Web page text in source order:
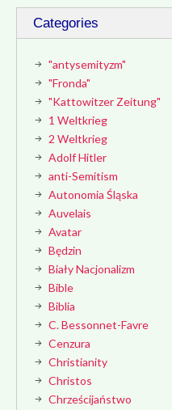
Categories
"antysemityzm"
"Fronda"
"Kattowitzer Zeitung"
1 Weltkrieg
2 Weltkrieg
Adolf Hitler
anti-Semitism
Autonomia Śląska
Auvelais
Avatar
Będzin
Biały Nacjonalizm
Bible
Biblia
C. Bessonnet-Favre
Cenzura
Christianity
Christos
Chrześcijaństwo